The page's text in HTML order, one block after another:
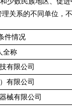
关系的不同单位，
件情况
全称
有限公司
有限公司
械有限公司